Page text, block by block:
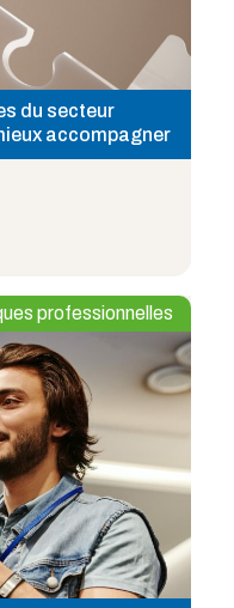
du secteur
accompagner
professionnelles